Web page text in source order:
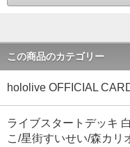
この商品のカテゴリー
hololive OFFICIAL
ライブスタートデッキ
こ/星街すいせい/森カリ